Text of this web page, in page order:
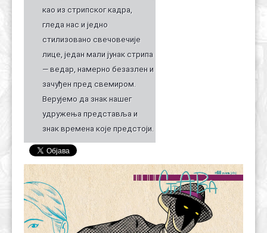
као из стрипског кадра,
гледа нас и једно
стилизовано свечовечије
лице, један мали јунак стрипа
— ведар, намерно безазлен и
зачуђен пред свемиром.
Верујемо да знак нашег
удружења представља и
знак времена које предстоји.